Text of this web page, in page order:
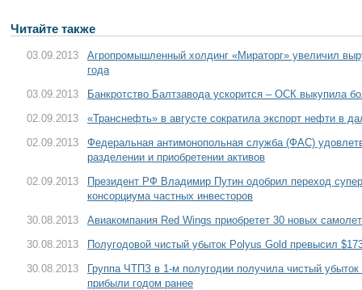
Читайте также
03.09.2013
Агропромышленный холдинг «Мираторг» увеличил
года
03.09.2013
Банкротство Балтзавода ускорится – ОСК выкупила
02.09.2013
«Транснефть» в августе сократила экспорт нефти в
02.09.2013
Федеральная антимонопольная служба (ФАС)
разделении и приобретении активов
02.09.2013
Президент РФ Владимир Путин одобрил переход
консорциума частных инвесторов
30.08.2013
Авиакомпания Red Wings приобретет 30 новых
30.08.2013
Полугодовой чистый убыток Polyus Gold превысил
30.08.2013
Группа ЧТПЗ в 1-м полугодии получила чистый
прибыли годом ранее